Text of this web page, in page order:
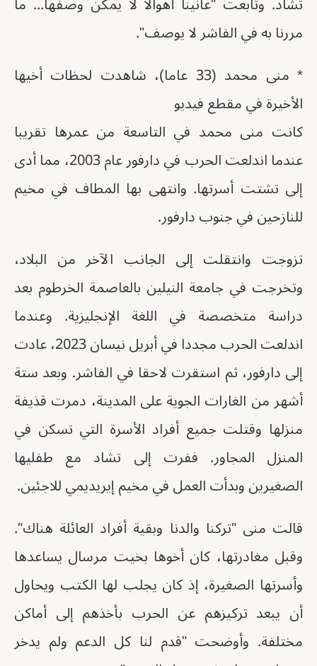
مررنا به في الفاشر لا يوصف".
* منى محمد (33 عاما)، شاهدت لحظات أخيها
الأخيرة في مقطع فيديو
كانت منى محمد في التاسعة من عمرها تقريبا
عندما اندلعت الحرب في دارفور عام 2003، مما أدى
إلى تشتت أسرتها. وانتهى بها المطاف في مخيم
للنازحين في جنوب دارفور.
تزوجت وانتقلت إلى الجانب الآخر من البلاد،
وتخرجت في جامعة النيلين بالعاصمة الخرطوم بعد
دراسة متخصصة في اللغة الإنجليزية. وعندما
اندلعت الحرب مجددا في أبريل نيسان 2023، عادت
إلى دارفور، ثم استقرت لاحقا في الفاشر. وبعد ستة
أشهر من الغارات الجوية على المدينة، دمرت قذيفة
منزلها وقتلت جميع أفراد الأسرة التي تسكن في
المنزل المجاور. ففرت إلى تشاد مع طفليها
الصغيرين وبدأت العمل في مخيم إيريديمي للاجئين.
قالت منى "تركنا والدنا وبقية أفراد العائلة هناك".
وقبل مغادرتها، كان أخوها بخيت مرسال يساعدها
وأسرتها الصغيرة، إذ كان يجلب لها الكتب ويحاول
أن يبعد تركيزهم عن الحرب بأخذهم إلى أماكن
مختلفة. وأوضحت "قدم لنا كل الدعم ولم يدخر